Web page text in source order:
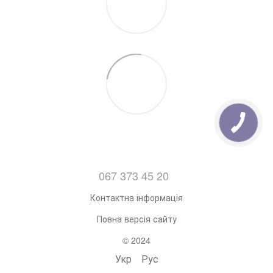
067 373 45 20
Контактна інформація
Повна версія сайту
© 2024
Укр Рус